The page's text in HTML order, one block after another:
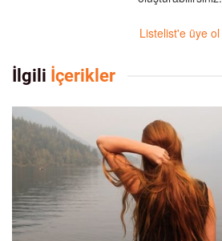
Listelist'e üye ol
İlgili İçerikler